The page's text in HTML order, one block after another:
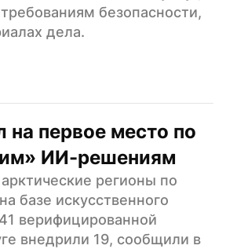
безопасности,
дела.
первое место по
ИИ-решениям
регионы по
базе искусственного
верифицированной
внедрили 19, сообщили в